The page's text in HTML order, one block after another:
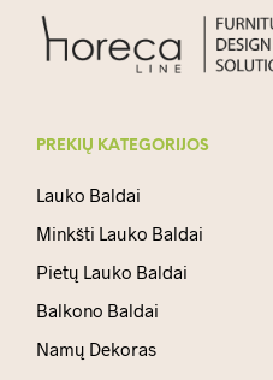
PREKIŲ KATEGORIJOS
Lauko Baldai
Minkšti Lauko Baldai
Pietų Lauko Baldai
Balkono Baldai
Namų Dekoras